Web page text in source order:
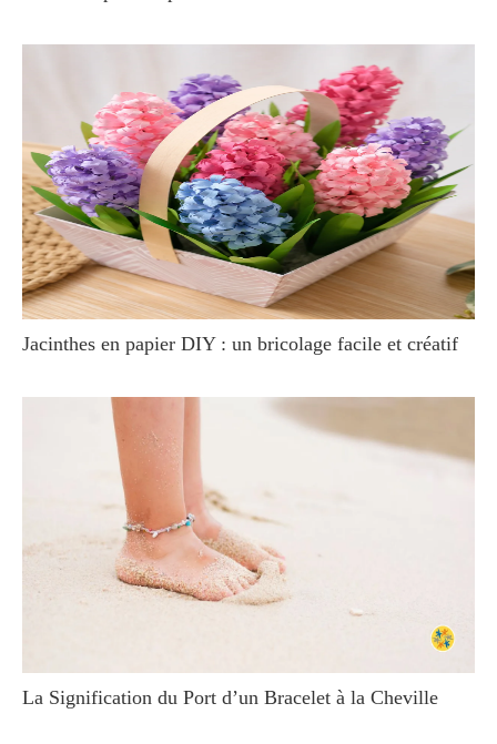
Jacinthes en papier DIY : un bricolage facile et créatif
La Signification du Port d’un Bracelet à la Cheville